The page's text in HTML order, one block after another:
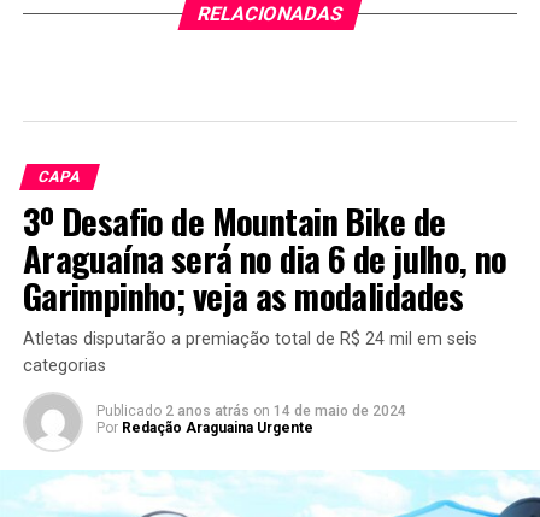
RELACIONADAS
CAPA
3º Desafio de Mountain Bike de
Araguaína será no dia 6 de julho, no
Garimpinho; veja as modalidades
Atletas disputarão a premiação total de R$ 24 mil em seis
categorias
Publicado 2 anos atrás on 14 de maio de 2024
Por Redação Araguaina Urgente